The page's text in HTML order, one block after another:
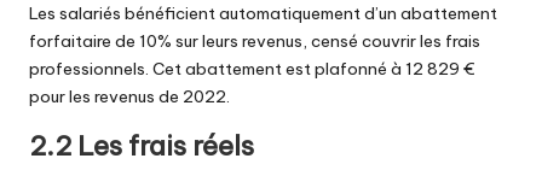
Les salariés bénéficient automatiquement d’un abattement
forfaitaire de 10% sur leurs revenus, censé couvrir les frais
professionnels. Cet abattement est plafonné à 12 829 €
pour les revenus de 2022.
2.2 Les frais réels